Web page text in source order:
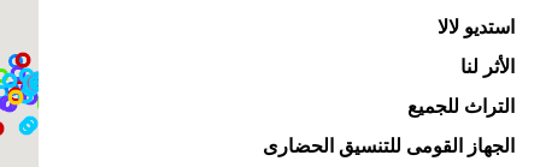
استديو لالا
الأثر لنا
التراث للجميع
الجهاز القومى للتنسيق الحضارى